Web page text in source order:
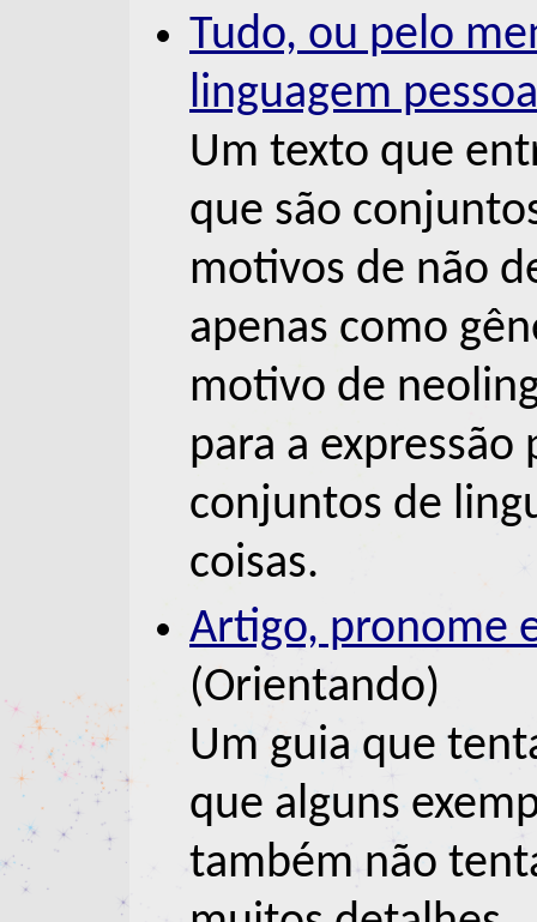
Tudo, ou pelo
linguagem
Um texto que
que são
motivos de não
apenas como
motivo de
para a expressão
conjuntos de
coisas.
Artigo, pronome
(Orientando)
Um guia que
que alguns
também não